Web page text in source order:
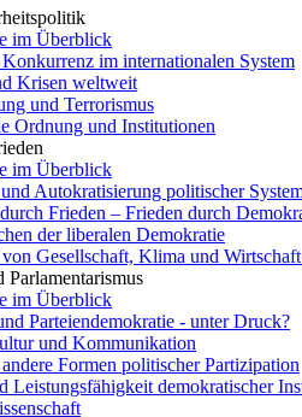
im Überblick
Konkurrenz im internationalen System
Krisen weltweit
und Terrorismus
Ordnung und Institutionen
im Überblick
Autokratisierung politischer
Frieden – Frieden durch
der liberalen Demokratie
Gesellschaft, Klima und
Parlamentarismus
im Überblick
Parteiendemokratie - unter Druck?
und Kommunikation
Formen politischer Partizipation
Leistungsfähigkeit demokratischer